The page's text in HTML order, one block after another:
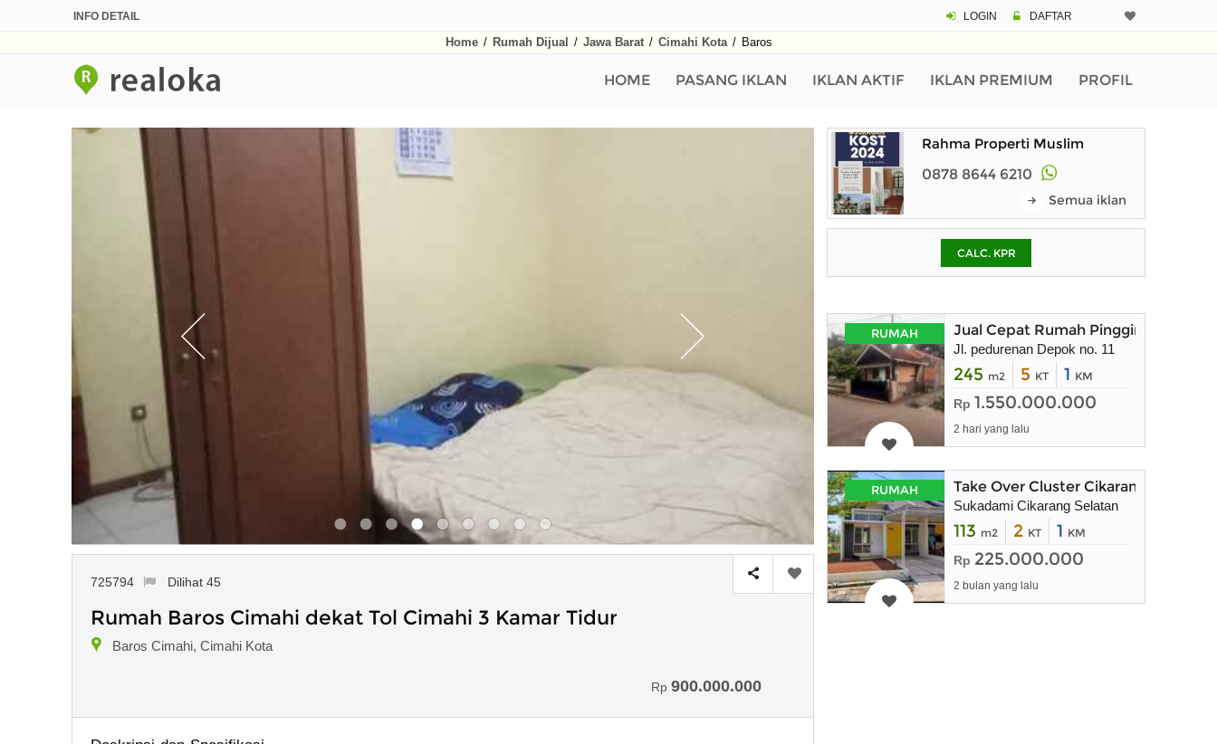
INFO DETAIL LOGIN DAFTAR
Home / Rumah Dijual / Jawa Barat / Cimahi Kota / Baros
HOME PASANG IKLAN IKLAN AKTIF IKLAN PREMIUM PROFIL
725794 Dilihat 45
Rumah Baros Cimahi dekat Tol Cimahi 3 Kamar Tidur
Baros Cimahi, Cimahi Kota
Rp 900.000.000
Pinjaman (PIN)
pada kotak-
Rahma Properti Muslim
0878 8644 6210
Semua iklan
CALC. KPR
RUMAH Jual Cepat Rumah Pinggir Jalan
Jl. pedurenan Depok no. 11
245 m2 5 KT 1 KM
Rp 1.550.000.000
2 hari yang lalu
RUMAH Take Over Cluster Cikarang Pass
Sukadami Cikarang Selatan
113 m2 2 KT 1 KM
Rp 225.000.000
2 bulan yang lalu